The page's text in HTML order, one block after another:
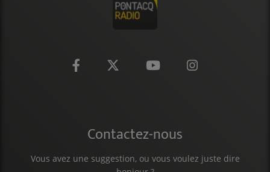
Contactez-nous
Vous avez une suggestion, ou vous voulez juste dire